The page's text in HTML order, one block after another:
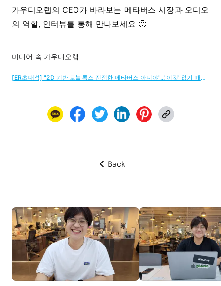
가우디오랩의 CEO가 바라보는 메타버스 시장과 오디오
의 역할, 인터뷰를 통해 만나보세요 🙂
미디어 속 가우디오랩
[ER초대석] "2D 기반 로블록스 진정한 메타버스 아니야"...'이것' 없기 때문 < 인터뷰 < 종합 < 기사본문 - 이코노믹리뷰
뒤로가기
Back